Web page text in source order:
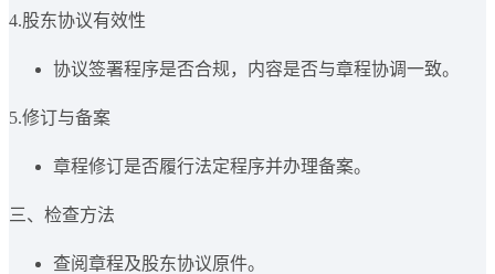
4.股东协议有效性
协议签署程序是否合规，内容是否与章程协调一致。
5.修订与备案
章程修订是否履行法定程序并办理备案。
三、检查方法
查阅章程及股东协议原件。